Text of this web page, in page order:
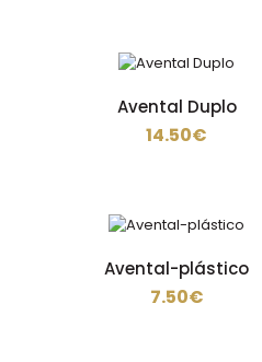
Avental Duplo
14.50€
Avental-plástico
7.50€